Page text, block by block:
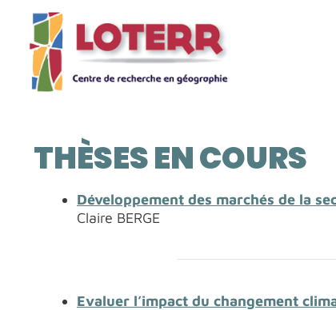
contenu
THÈSES EN COURS
Développement des marchés de la
Claire BERGE
Evaluer l’impact du changement